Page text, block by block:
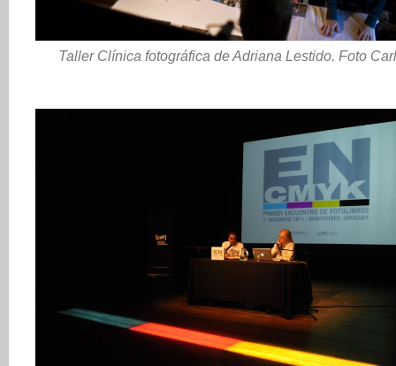
Taller Clínica fotográfica de Adriana Lestido. Foto